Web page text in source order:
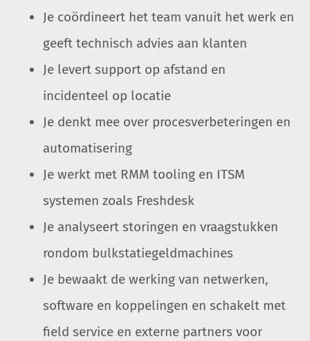
Je coördineert het team vanuit het werk en
geeft technisch advies aan klanten
Je levert support op afstand en
incidenteel op locatie
Je denkt mee over procesverbeteringen en
automatisering
Je werkt met RMM tooling en ITSM
systemen zoals Freshdesk
Je analyseert storingen en vraagstukken
rondom bulkstatiegeldmachines
Je bewaakt de werking van netwerken,
software en koppelingen en schakelt met
field service en externe partners voor